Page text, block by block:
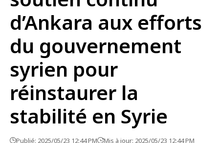
d’Ankara aux efforts
du gouvernement
syrien pour
réinstaurer la
stabilité en Syrie
Publié: 2025/05/23 12:44 PM Mis à jour: 2025/05/23 12:44 PM